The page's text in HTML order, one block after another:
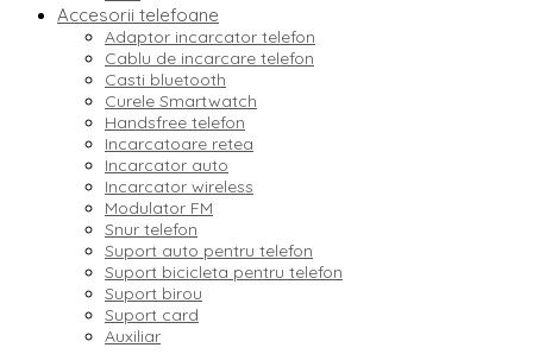
Accesorii telefoane
Adaptor incarcator telefon
Cablu de incarcare telefon
Casti bluetooth
Curele Smartwatch
Handsfree telefon
Incarcatoare retea
Incarcator auto
Incarcator wireless
Modulator FM
Snur telefon
Suport auto pentru telefon
Suport bicicleta pentru telefon
Suport birou
Suport card
Auxiliar